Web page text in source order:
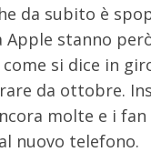
da subito è
Apple stanno
come si dice in
da ottobre.
molte e i
nuovo telefono.